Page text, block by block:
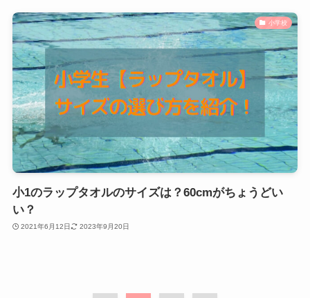
小学校
小1のラップタオルのサイズは？60cmがちょうどい
い？
2021年6月12日 2023年9月20日